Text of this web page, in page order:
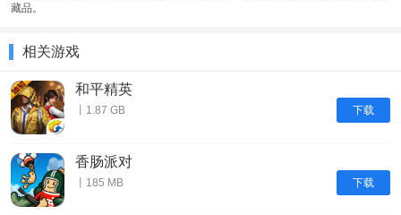
藏品。
相关游戏
下载
和平精英
丨1.87 GB
下载
香肠派对
丨185 MB